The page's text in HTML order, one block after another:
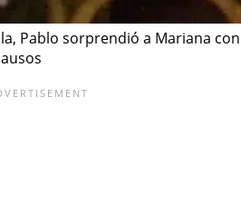
Pablo sorprendió a Mariana